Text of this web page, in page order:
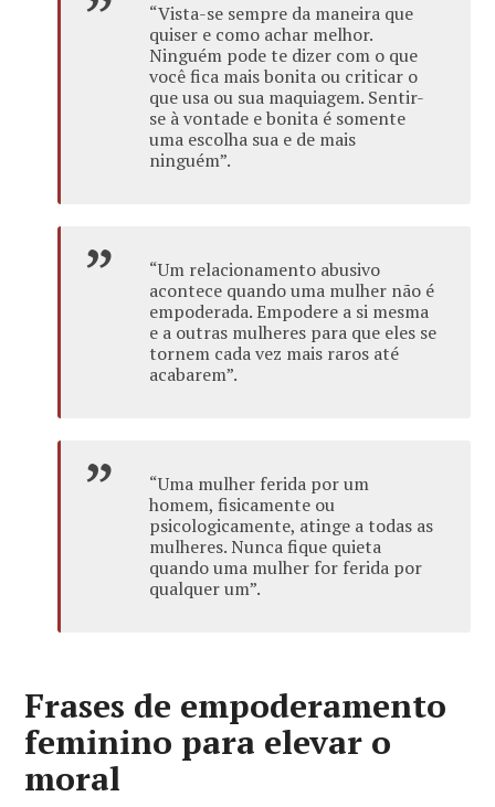
“Vista-se sempre da maneira que
quiser e como achar melhor.
Ninguém pode te dizer com o que
você fica mais bonita ou criticar o
que usa ou sua maquiagem. Sentir-
se à vontade e bonita é somente
uma escolha sua e de mais
ninguém”.
“Um relacionamento abusivo
acontece quando uma mulher não é
empoderada. Empodere a si mesma
e a outras mulheres para que eles se
tornem cada vez mais raros até
acabarem”.
“Uma mulher ferida por um
homem, fisicamente ou
psicologicamente, atinge a todas as
mulheres. Nunca fique quieta
quando uma mulher for ferida por
qualquer um”.
Frases de empoderamento
feminino para elevar o
moral